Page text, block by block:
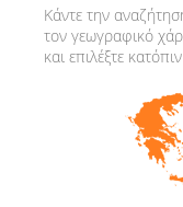
Κάντε την
τον γεωγραφικό
και επιλέξτε